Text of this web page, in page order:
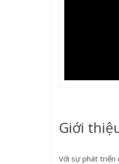
Giới
Với sự phát triển